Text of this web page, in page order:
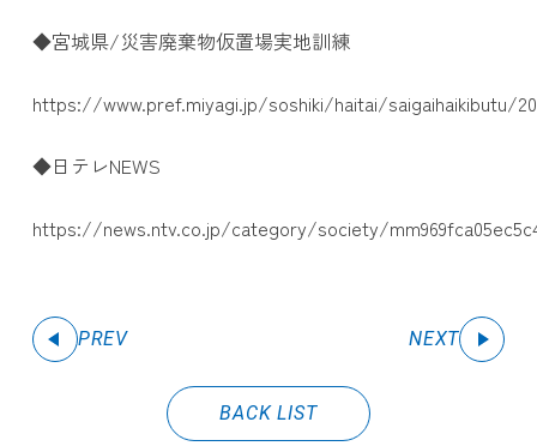
◆宮城県/災害廃棄物仮置場実地訓練
https://www.pref.miyagi.jp/soshiki/haitai/saigaihaikibutu/
◆日テレNEWS
https://news.ntv.co.jp/category/society/
PREV
BACK LIST
NEXT